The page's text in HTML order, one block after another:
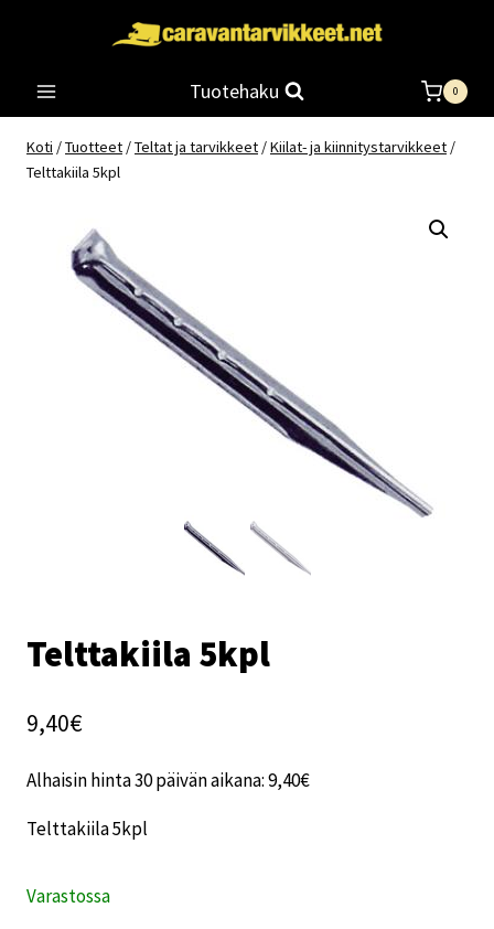
Tuotehaku 0
Koti /Tuotteet /Teltat ja tarvikkeet /Kiilat- ja kiinnitystarvikkeet /
Telttakiila 5kpl
Telttakiila 5kpl
9,40€
Alhaisin hinta 30 päivän aikana:9,40€
Telttakiila 5kpl
Varastossa